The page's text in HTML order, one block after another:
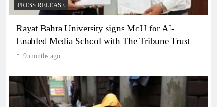
PRESS RELEASE
Rayat Bahra University signs MoU for AI-
Enabled Media School with The Tribune Trust
9 months ago